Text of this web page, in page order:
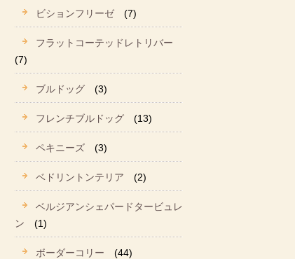
ビションフリーゼ (7)
フラットコーテッドレトリバー
(7)
ブルドッグ (3)
フレンチブルドッグ (13)
ペキニーズ (3)
ベドリントンテリア (2)
ベルジアンシェパードタービュレ
ン
(1)
ボーダーコリー (44)